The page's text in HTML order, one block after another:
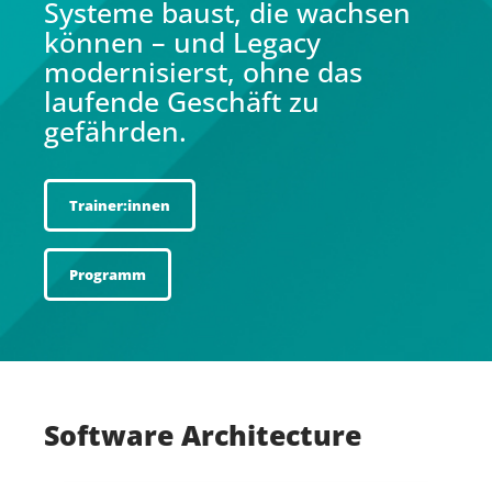
Systeme baust, die wachsen
können – und Legacy
modernisierst, ohne das
laufende Geschäft zu
gefährden.
Trainer:innen
Programm
Software Architecture